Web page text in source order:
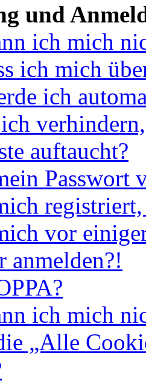
und
ich mich
ich mich
ich
auftaucht?
Passwort
vor
anmelden?!
ich mich
„Alle